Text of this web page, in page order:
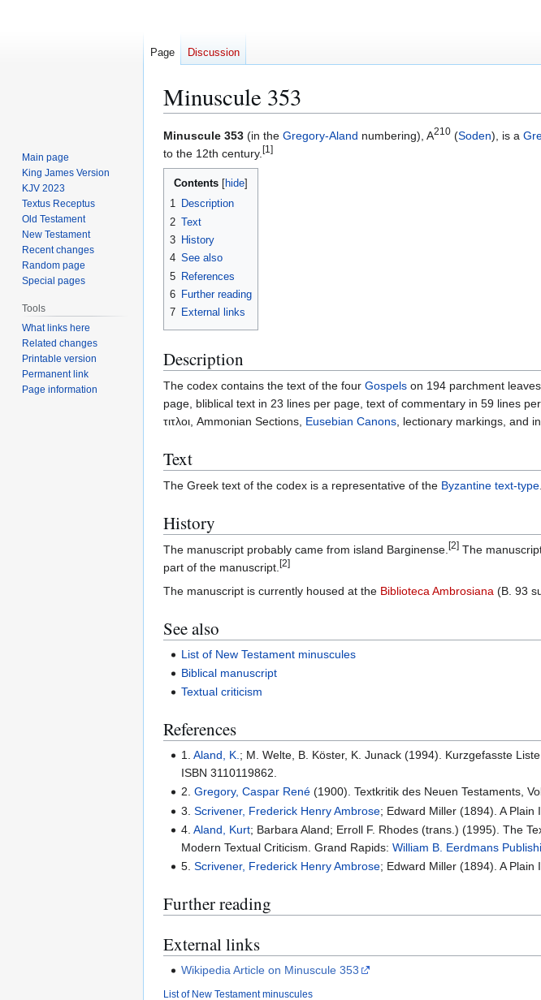
Minuscule 353
Jump
to
navigation
Jump
to
search
Minuscule 353 (in the Gregory-Aland numbering), A210 (Soden), is a
to the 12th century. [1]
Contents
1 Description
2 Text
3 History
4 See also
5 References
6 Further reading
7 External links
Description
The codex contains the text of the four Gospels on 194 parchment
page, bliblical text in 23 lines per page, text of commentary in 59 lines
τιτλοι, Ammonian Sections, Eusebian Canons, lectionary markings, and
Text
The Greek text of the codex is a representative of the Byzantine text-type.
History
The manuscript probably came from island Barginense. [2] The
part of the manuscript. [2]
The manuscript is currently housed at the Biblioteca Ambrosiana (B. 93
See also
List of New Testament minuscules
Biblical manuscript
Textual criticism
References
1.Aland, K. ; M. Welte, B. Köster, K. Junack (1994). Kurzgefasste
ISBN 3110119862.
2.Gregory, Caspar René (1900). Textkritik des Neuen Testaments,
3.Scrivener, Frederick Henry Ambrose; Edward Miller (1894). A Plain
4.Aland, Kurt; Barbara Aland; Erroll F. Rhodes (trans.) (1995). The
Modern Textual Criticism. Grand Rapids:William B. Eerdmans
5.Scrivener, Frederick Henry Ambrose; Edward Miller (1894). A
Further reading
External links
Wikipedia Article on Minuscule 353
List of New Testament minuscules
Page Discussion
Main page
King James Version
KJV 2023
Textus Receptus
Old Testament
New Testament
Recent changes
Random page
Special pages
Tools
What links here
Related changes
Printable version
Permanent link
Page information